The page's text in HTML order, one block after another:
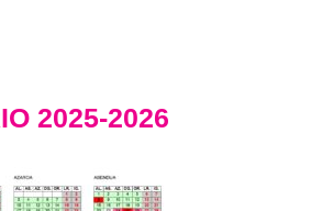
2025-2026